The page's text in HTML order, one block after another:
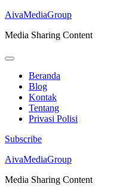
AivaMediaGroup
Media Sharing Content
Beranda
Blog
Kontak
Tentang
Privasi Polisi
Subscribe
Lompat
konten
AivaMediaGroup
Media Sharing Content